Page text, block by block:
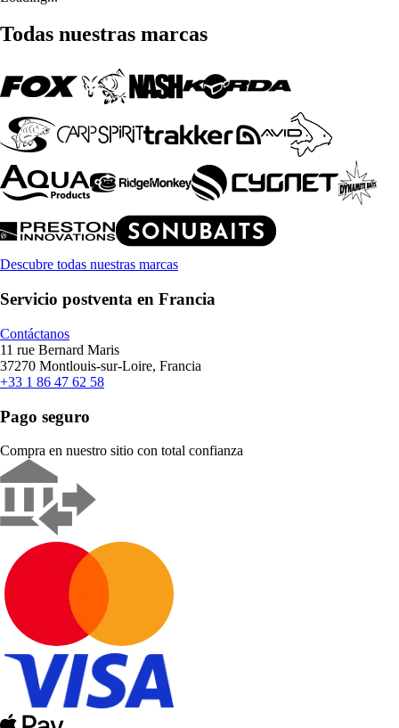
Todas nuestras marcas
Descubre todas nuestras marcas
Servicio postventa en Francia
Contáctanos
11 rue Bernard Maris
37270 Montlouis-sur-Loire, Francia
+33 1 86 47 62 58
Pago seguro
Compra en nuestro sitio con total confianza